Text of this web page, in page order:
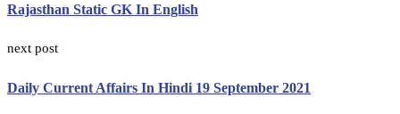
Rajasthan Static GK In English
next post
Daily Current Affairs In Hindi 19 September 2021